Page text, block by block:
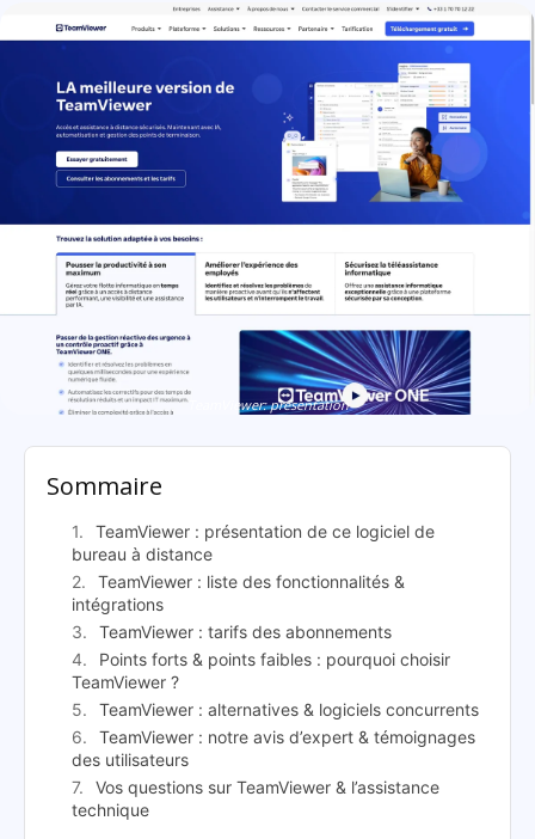
TeamViewer: présentation
Sommaire
TeamViewer : présentation de ce logiciel de
bureau à distance
TeamViewer : liste des fonctionnalités &
intégrations
TeamViewer : tarifs des abonnements
Points forts & points faibles : pourquoi choisir
TeamViewer ?
TeamViewer : alternatives & logiciels concurrents
TeamViewer : notre avis d’expert & témoignages
des utilisateurs
Vos questions sur TeamViewer & l’assistance
technique